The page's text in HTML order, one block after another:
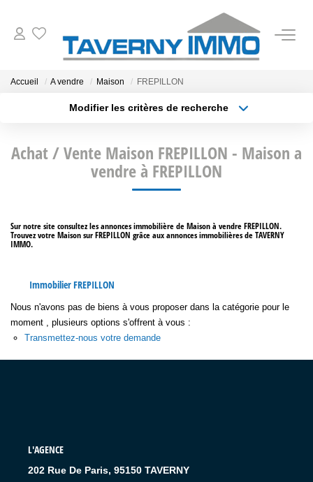
ESTIMATION
OUTILS
CONTACT
Accueil A vendre Maison FREPILLON
Modifier les critères de recherche
Type de bien
Surface min
Créer une alerte
Achat / Vente Maison FREPILLON - Maison a
vendre à FREPILLON
Sur notre site consultez les annonces immobilière de Maison à vendre FREPILLON.
Trouvez votre Maison sur FREPILLON grâce aux annonces immobilières de TAVERNY
IMMO.
Immobilier FREPILLON
Nous n'avons pas de biens à vous proposer dans la catégorie pour le
moment , plusieurs options s'offrent à vous :
Transmettez-nous votre demande
L'AGENCE
202 Rue De Paris, 95150 TAVERNY